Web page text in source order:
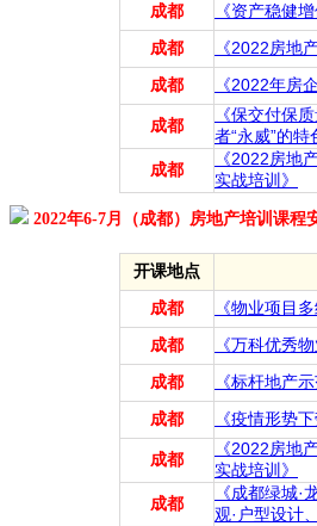
成都
《资产稳健
成都
《2022房地
成都
《2022年房
成都
《保交付保
者“永威”的特
成都
《2022房地
实战培训》
2022年6-7月（成都）房地产培训课程
开课地点
成都
《物业项目
成都
《万科优秀
成都
《标杆地产
成都
《疫情形势
成都
《2022房地
实战培训》
成都
《成都绿城
观·户型设计